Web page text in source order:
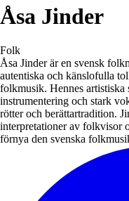
Åsa Jinder
Folk
Åsa Jinder är en svensk
autentiska och känslofulla
folkmusik. Hennes artistiska
instrumentering och stark
rötter och berättartradition.
interpretationer av folkvisor
förnya den svenska